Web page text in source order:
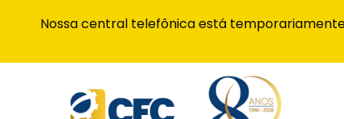
Nossa central telefônica está